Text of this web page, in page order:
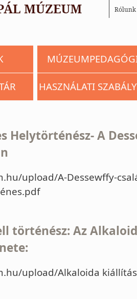
Rólunk
HASZNÁLATI
Helytörténész- A
upload/A-Dessewffy-
történész: Az
upload/Alkaloida